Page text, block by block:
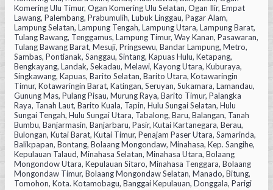
Komering Ulu Timur, Ogan Komering Ulu Selatan, Ogan Ilir, Empat
Lawang, Palembang, Prabumulih, Lubuk Linggau, Pagar Alam,
Lampung Selatan, Lampung Tengah, Lampung Utara, Lampung Barat,
Tulang Bawang, Tenggamus, Lampung Timur, Way Kanan, Pasawaran,
Tulang Bawang Barat, Mesuji, Pringsewu, Bandar Lampung, Metro,
Sambas, Pontianak, Sanggau, Sintang, Kapuas Hulu, Ketapang,
Bengkayang, Landak, Sekadau, Melawi, Kayong Utara, Kuburaya,
Singkawang, Kapuas, Barito Selatan, Barito Utara, Kotawaringin
Timur, Kotawaringin Barat, Katingan, Seruyan, Sukamara, Lamandau,
Gunung Mas, Pulang Pisau, Murung Raya, Barito Timur, Palangka
Raya, Tanah Laut, Barito Kuala, Tapin, Hulu Sungai Selatan, Hulu
Sungai Tengah, Hulu Sungai Utara, Tabalong, Baru, Balangan, Tanah
Bumbu, Banjarmasin, Banjarbaru, Pasir, Kutai Kartanegara, Berau,
Bulongan, Kutai Barat, Kutai Timur, Penajam Paser Utara, Samarinda,
Balikpapan, Bontang, Bolaang Mongondaw, Minahasa, Kep. Sangihe,
Kepulauan Talaud, Minahasa Selatan, Minahasa Utara, Bolaang
Mongondow Utara, Kepulauan Sitaro, Minahasa Tenggara, Bolaang
Mongondaw Timur, Bolaang Mongondaw Selatan, Manado, Bitung,
Tomohon, Kota. Kotamobagu, Banggai Kepulauan, Donggala, Parigi